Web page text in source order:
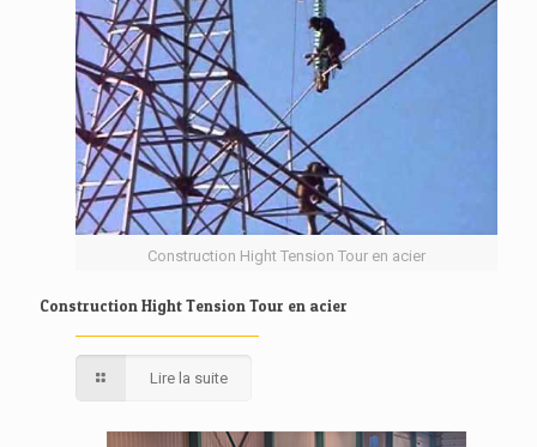
Construction Hight Tension Tour en acier
Construction Hight Tension Tour en acier
Lire la suite